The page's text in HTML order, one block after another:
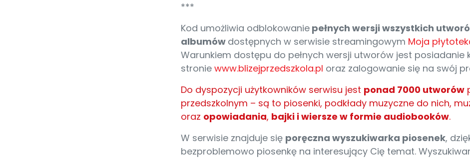
***
Kod umożliwia odblokowanie pełnych wersji wszystkich
albumów dostępnych w serwisie streamingowym Moja
Warunkiem dostępu do pełnych wersji utworów jest posiadanie
stronie www.blizejprzedszkola.pl oraz zalogowanie się na swój
Do dyspozycji użytkowników serwisu jest ponad 7000 utworów
przedszkolnym – są to piosenki, podkłady muzyczne do nich,
oraz opowiadania, bajki i wiersze w formie audiobooków.
W serwisie znajduje się poręczna wyszukiwarka piosenek,
bezproblemowo piosenkę na interesujący Cię temat.